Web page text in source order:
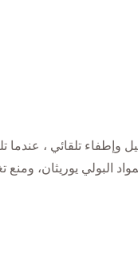
تلقائي ، عندما
يوريثان، ومنع